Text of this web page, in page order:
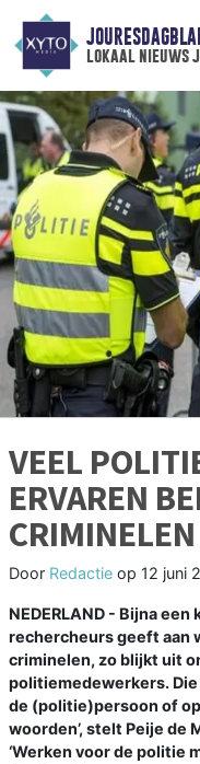
lokaal nieuws
VEEL
ERVAREN
CRIMINELEN
Door Redactie op 12 juni
NEDERLAND - Bijna
rechercheurs geeft aan
criminelen, zo blijkt uit
politiemedewerkers.
de (politie)persoon of
woorden’, stelt Peije
‘Werken voor de politie